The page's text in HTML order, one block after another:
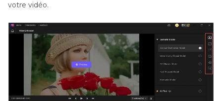
votre vidéo.